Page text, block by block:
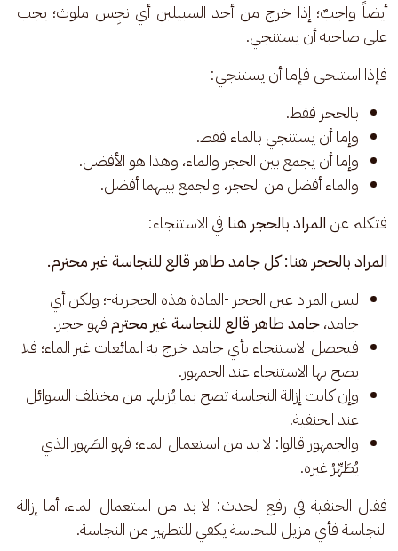
أيضاً واجبٌ؛ إذا خرج من أحد السبيلين أي نجِس ملوث؛ يجب
على صاحبه أن يستنجي.
فإذا استنجى فإما أن يستنجي:
بالحجر فقط.
وإما أن يستنجي بالماء فقط.
وإما أن يجمع بين الحجر والماء، وهذا هو الأفضل.
والماء أفضل من الحجر، والجمع بينهما أفضل.
فتكلم عن المراد بالحجر هنا في الاستنجاء:
المراد بالحجر هنا: كل جامد طاهر قالع للنجاسة غير محترم.
ليس المراد عين الحجر -المادة هذه الحجرية-؛ ولكن أي
جامد،جامد طاهر قالع للنجاسة غير محترمفهو حجر.
فيحصل الاستنجاء بأي جامد خرج به المائعات غير الماء؛ فلا
يصح بها الاستنجاء عند الجمهور.
وإن كانت إزالة النجاسة تصح بما يُزيلها من مختلف السوائل
عند الحنفية.
والجمهور قالوا: لا بد من استعمال الماء؛ فهو الطَهور الذي
يُطَهِّرُ غيره.
فقال الحنفية في رفع الحدث: لا بد من استعمال الماء، أما إزالة
النجاسة فأي مزيل للنجاسة يكفي للتطهير من النجاسة.